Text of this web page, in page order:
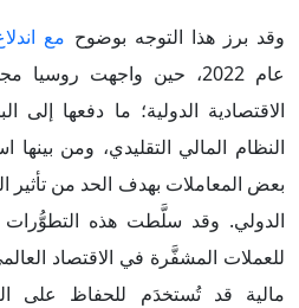
وقد برز هذا التوجه بوضوح مع
عام 2022، حين واجهت
الاقتصادية الدولية؛ ما دفعها
النظام المالي التقليدي، ومن
بعض المعاملات بهدف الحد من تأثير
الدولي. وقد سلَّطت هذه التطوُّرات
للعملات المشفَّرة في الاقتصاد
مالية قد تُستخدَم للحفاظ على